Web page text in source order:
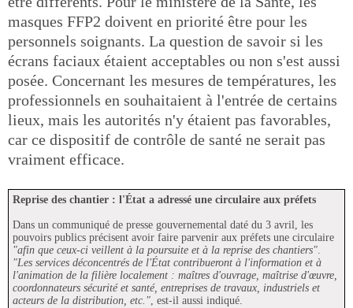
masques FFP2 doivent en priorité être pour les
personnels soignants. La question de savoir si les
écrans faciaux étaient acceptables ou non s'est aussi
posée. Concernant les mesures de températures, les
professionnels en souhaitaient à l'entrée de certains
lieux, mais les autorités n'y étaient pas favorables,
car ce dispositif de contrôle de santé ne serait pas
vraiment efficace.
Reprise des chantier : l'État a adressé une circulaire aux préfets
Dans un communiqué de presse gouvernemental daté du 3 avril, les
pouvoirs publics précisent avoir faire parvenir aux préfets une circulaire
"afin que ceux-ci veillent à la poursuite et à la reprise des chantiers".
"Les services déconcentrés de l'État contribueront à l'information et à
l'animation de la filière localement : maîtres d'ouvrage, maîtrise d'œuvre,
coordonnateurs sécurité et santé, entreprises de travaux, industriels et
acteurs de la distribution, etc.", est-il aussi indiqué.